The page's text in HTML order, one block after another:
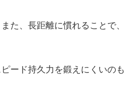
た、長距離に慣れることで、
ード持久力を鍛えにくいのも